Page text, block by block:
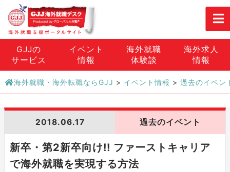
GJJの
サービス
イベント
情報
海外就職
体験談
海外求人
情報
海外就職・海外転職ならGJJ > イベント情報 > 過去のイベン
2018.06.17 過去のイベント
新卒・第2新卒向け!! ファーストキャリア
で海外就職を実現する方法